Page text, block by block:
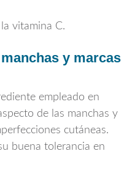
vitamina C.
y marcas
empleado en
de las manchas y
cutáneas.
buena tolerancia en